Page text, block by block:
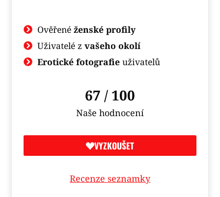
Ověřené ženské profily
Uživatelé z vašeho okolí
Erotické fotografieuživatelů
67 / 100
Naše hodnocení
VYZKOUŠET
Recenze seznamky